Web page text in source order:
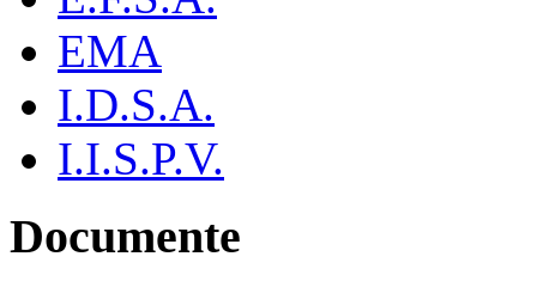
EMA
I.D.S.A.
I.I.S.P.V.
Documente